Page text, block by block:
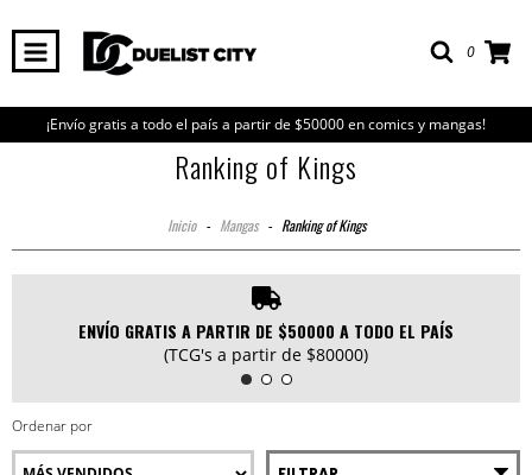
0
¡Envío gratis a todo el país a partir de $50000 en comics y mangas!
Ranking of Kings
Inicio - Mangas - Ranking of Kings
ENVÍO GRATIS A PARTIR DE $50000 A TODO EL PAÍS
(TCG's a partir de $80000)
Ordenar por